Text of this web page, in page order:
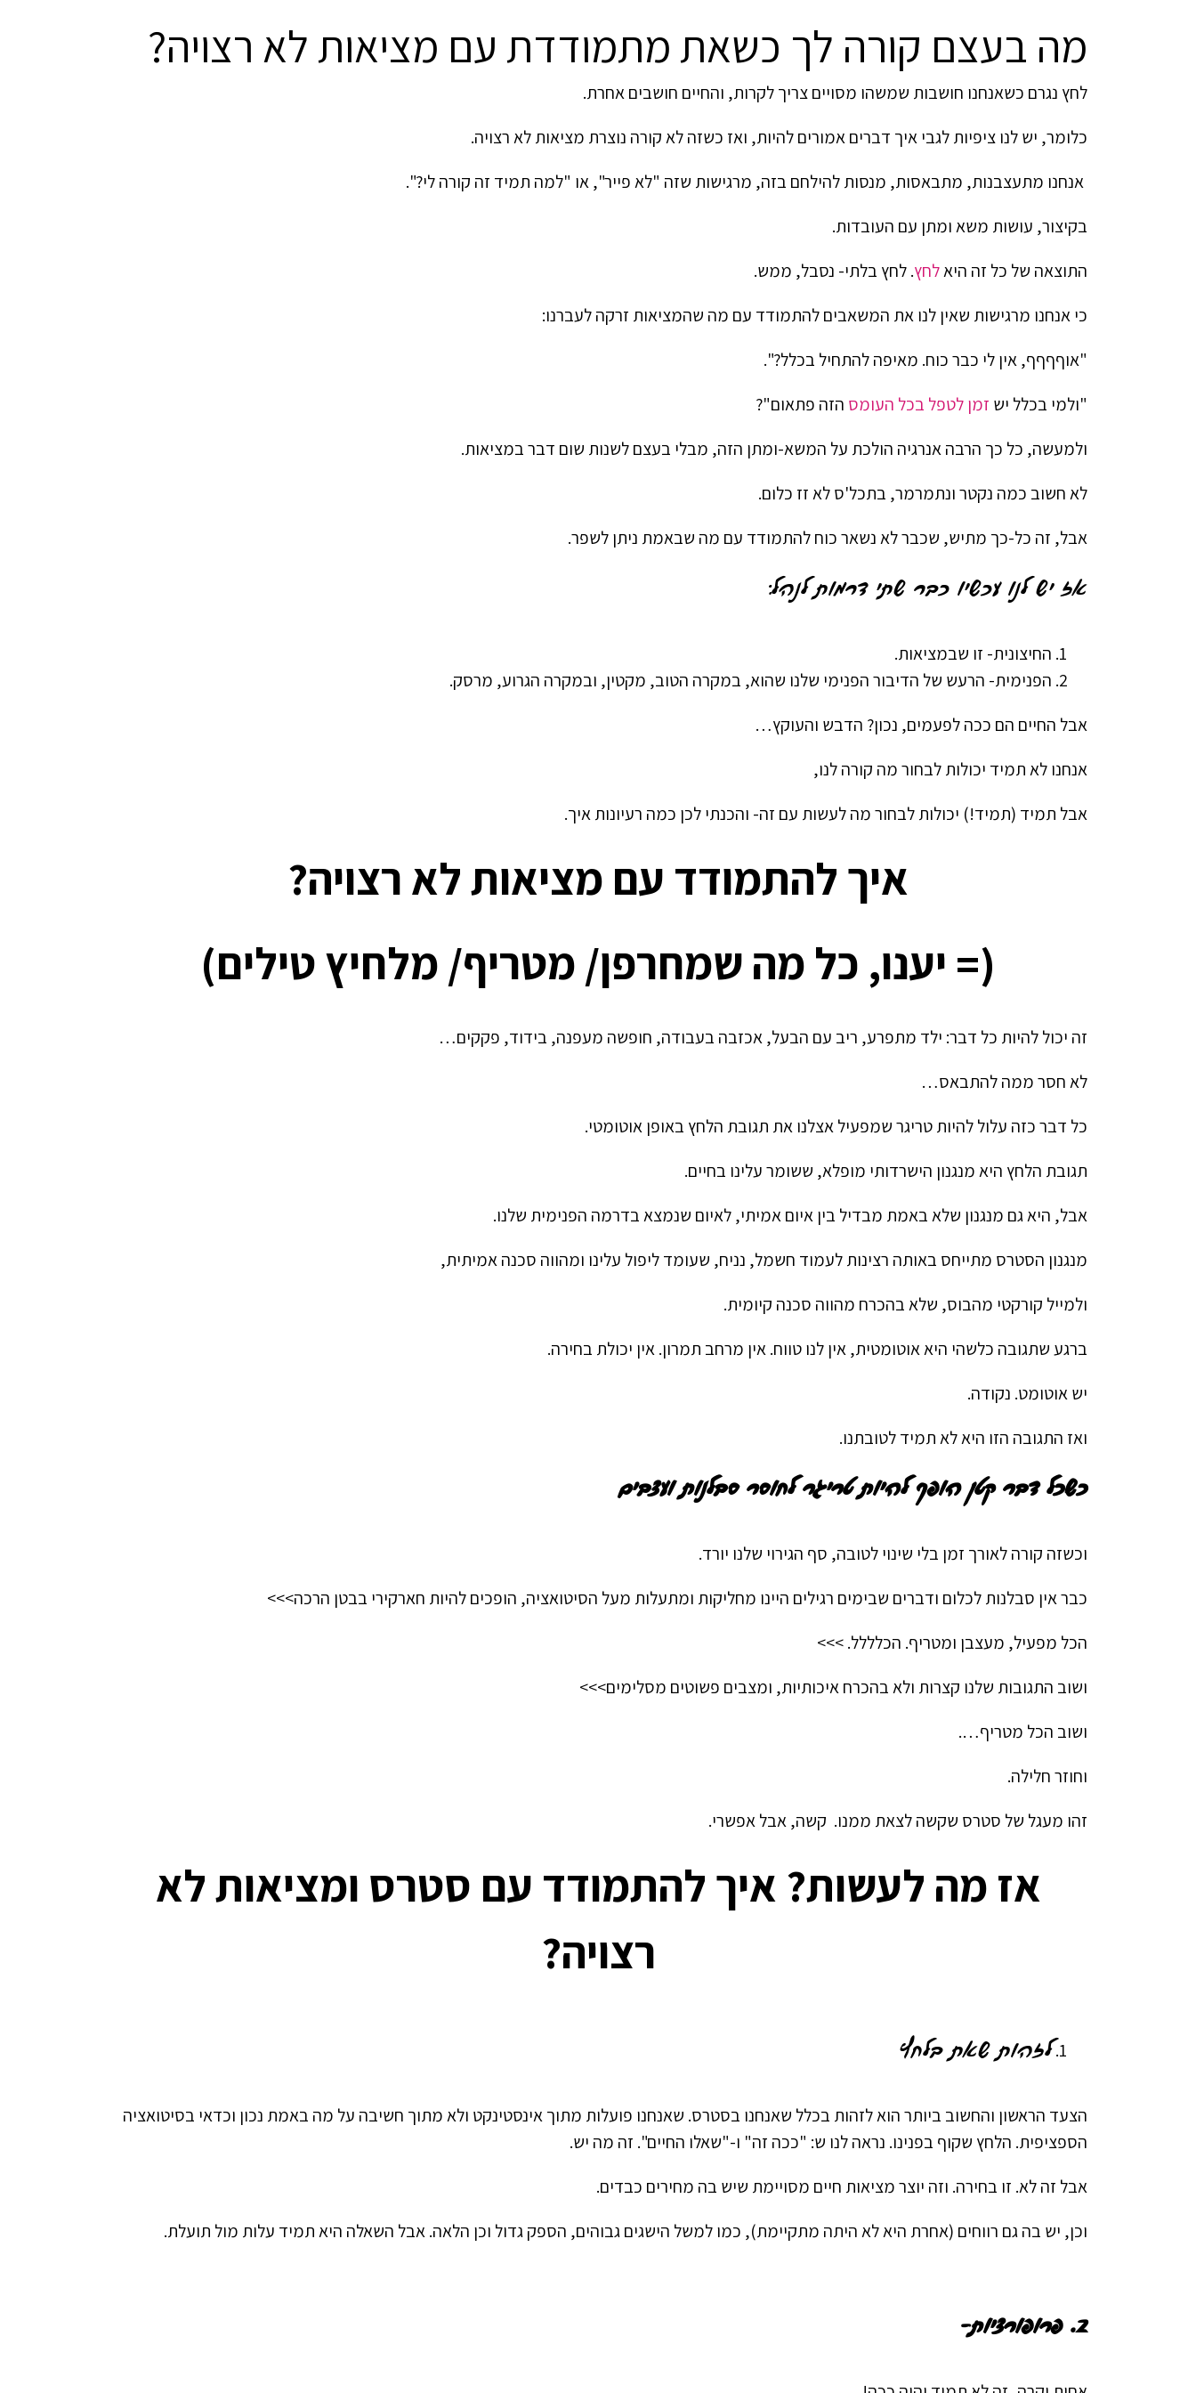
מה בעצם קורה לך כשאת מתמודדת עם מציאות לא רצויה?
לחץ נגרם כשאנחנו חושבות שמשהו מסויים צריך לקרות, והחיים חושבים אחרת.
כלומר, יש לנו ציפיות לגבי איך דברים אמורים להיות, ואז כשזה לא קורה נוצרת מציאות לא רצויה.
אנחנו מתעצבנות, מתבאסות, מנסות להילחם בזה, מרגישות שזה "לא פייר", או "למה תמיד זה קורה לי?".
בקיצור, עושות משא ומתן עם העובדות.
התוצאה של כל זה היאלחץ. לחץ בלתי- נסבל, ממש.
כי אנחנו מרגישות שאין לנו את המשאבים להתמודד עם מה שהמציאות זרקה לעברנו:
"אוףףףף, אין לי כבר כוח. מאיפה להתחיל בכלל?".
"ולמי בכלל יש זמן לטפל בכל העומס הזה פתאום"?
ולמעשה, כל כך הרבה אנרגיה הולכת על המשא-ומתן הזה, מבלי בעצם לשנות שום דבר במציאות.
לא חשוב כמה נקטר ונתמרמר, בתכל'ס לא זז כלום.
אבל, זה כל-כך מתיש, שכבר לא נשאר כוח להתמודד עם מה שבאמת ניתן לשפר.
אז יש לנו עכשיו כבר שתי דרמות לנהל:
החיצונית- זו שבמציאות.
הפנימית- הרעש של הדיבור הפנימי שלנו שהוא, במקרה הטוב, מקטין, ובמקרה הגרוע, מרסק.
אבל החיים הם ככה לפעמים, נכון? הדבש והעוקץ…
אנחנו לא תמיד יכולות לבחור מה קורה לנו,
אבל תמיד (תמיד!) יכולות לבחור מה לעשות עם זה- והכנתי לכן כמה רעיונות איך.
איך להתמודד עם מציאות לא רצויה?
(= יענו, כל מה שמחרפן/ מטריף/ מלחיץ טילים)
זה יכול להיות כל דבר: ילד מתפרע, ריב עם הבעל, אכזבה בעבודה, חופשה מעפנה, בידוד, פקקים…
לא חסר ממה להתבאס…
כל דבר כזה עלול להיות טריגר שמפעיל אצלנו את תגובת הלחץ באופן אוטומטי.
תגובת הלחץ היא מנגנון הישרדותי מופלא, ששומר עלינו בחיים.
אבל, היא גם מנגנון שלא באמת מבדיל בין איום אמיתי, לאיום שנמצא בדרמה הפנימית שלנו.
מנגנון הסטרס מתייחס באותה רצינות לעמוד חשמל, נניח, שעומד ליפול עלינו ומהווה סכנה אמיתית,
ולמייל קורקטי מהבוס, שלא בהכרח מהווה סכנה קיומית.
ברגע שתגובה כלשהי היא אוטומטית, אין לנו טווח. אין מרחב תמרון. אין יכולת בחירה.
יש אוטומט. נקודה.
ואז התגובה הזו היא לא תמיד לטובתנו.
כשכל דבר קטן הופך להיות טריגר לחוסר סבלנות ועצבים
וכשזה קורה לאורך זמן בלי שינוי לטובה, סף הגירוי שלנו יורד.
כבר אין סבלנות לכלום ודברים שבימים רגילים היינו מחליקות ומתעלות מעל הסיטואציה, הופכים להיות חארקירי בבטן הרכה>>>
הכל מפעיל, מעצבן ומטריף. הכלללל. >>>
ושוב התגובות שלנו קצרות ולא בהכרח איכותיות, ומצבים פשוטים מסלימים>>>
ושוב הכל מטריף….
וחוזר חלילה.
זהו מעגל של סטרס שקשה לצאת ממנו. קשה, אבל אפשרי.
אז מה לעשות? איך להתמודד עם סטרס ומציאות לא
רצויה?
לזהות שאת בלחץ
הצעד הראשון והחשוב ביותר הוא לזהות בכלל שאנחנו בסטרס. שאנחנו פועלות מתוך אינסטינקט ולא מתוך חשיבה על מה באמת נכון וכדאי בסיטואציה
הספציפית. הלחץ שקוף בפנינו. נראה לנו ש: "ככה זה" ו-"שאלו החיים". זה מה יש.
אבל זה לא. זו בחירה. וזה יוצר מציאות חיים מסויימת שיש בה מחירים כבדים.
וכן, יש בה גם רווחים (אחרת היא לא היתה מתקיימת), כמו למשל הישגים גבוהים, הספק גדול וכן הלאה. אבל השאלה היא תמיד עלות מול תועלת.
2. פרופורציות-